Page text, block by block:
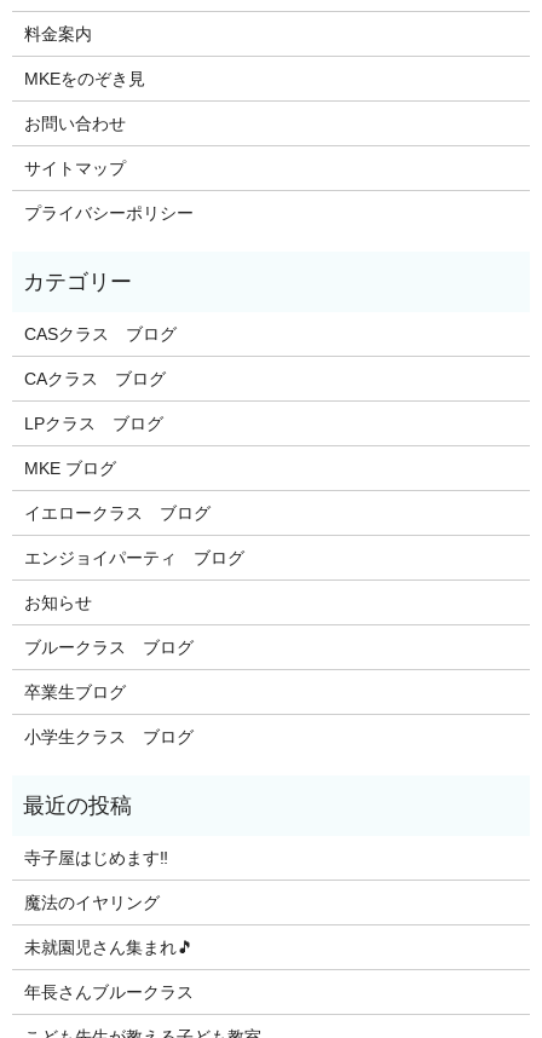
料金案内
MKEをのぞき見
お問い合わせ
サイトマップ
プライバシーポリシー
CASクラス ブログ
CAクラス ブログ
LPクラス ブログ
MKE ブログ
イエロークラス ブログ
エンジョイパーティ ブログ
お知らせ
ブルークラス ブログ
卒業生ブログ
小学生クラス ブログ
寺子屋はじめます‼️
魔法のイヤリング
未就園児さん集まれ🎵
年長さんブルークラス